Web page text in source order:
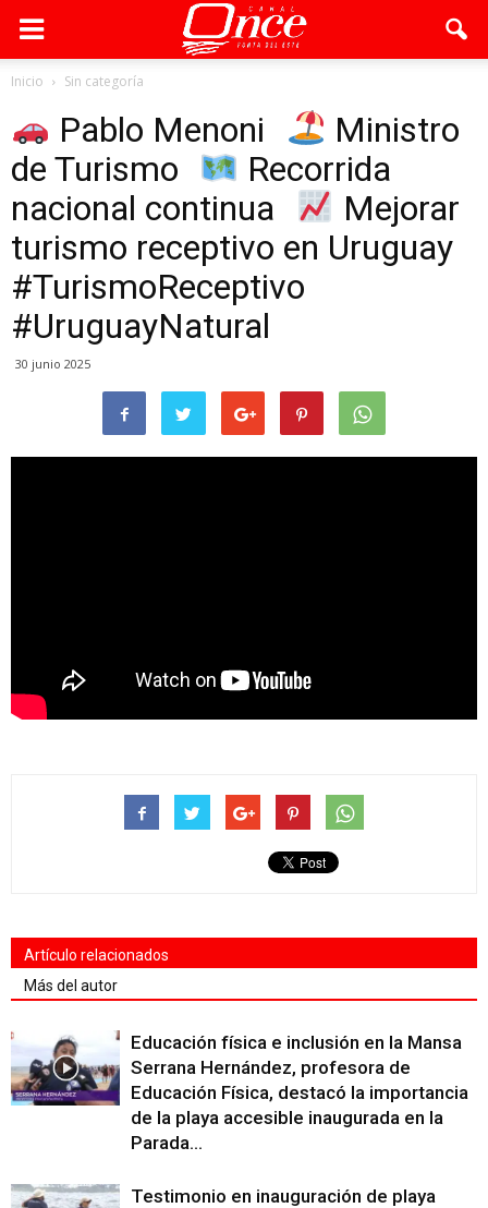
Inicio Sin categoría
Pablo Menoni
Ministro
de Turismo
Recorrida
nacional continua
Mejorar
turismo receptivo en Uruguay
#TurismoReceptivo
#UruguayNatural
30 junio 2025
Artículo relacionados
Más del autor
Educación física e inclusión en la Mansa
Serrana Hernández, profesora de
Educación Física, destacó la importancia
de la playa accesible inaugurada en la
Parada...
Testimonio en inauguración de playa